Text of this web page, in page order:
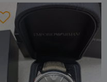
και παλίνδρομο μοτίβο